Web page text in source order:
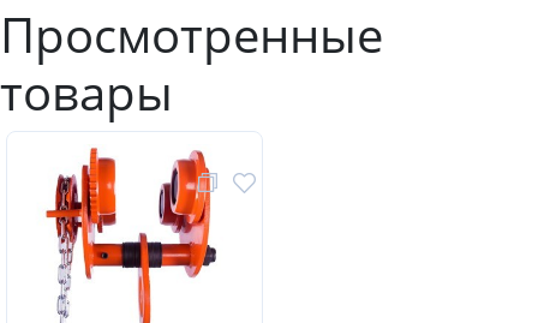
Просмотренные
товары